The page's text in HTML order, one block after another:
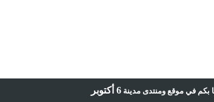
بكم في موقع ومنتدى مدينة6 أكتوبر